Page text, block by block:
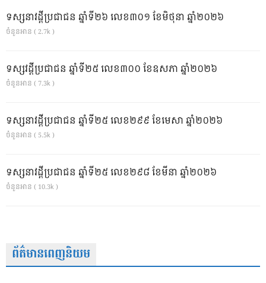
ទស្សនាវដ្ដីប្រជាជន ឆ្នាំទី២៦ លេខ៣០១ ខែមិថុនា ឆ្នាំ២០២៦
ចំនួនអាន ( 2.7k )
ទស្សវដ្តីប្រជាជន ឆ្នាំទី២៥ លេខ៣០០ ខែឧសភា ឆ្នាំ២០២៦
ចំនួនអាន ( 7.3k )
ទស្សនាវដ្ដីប្រជាជន ឆ្នាំទី២៥ លេខ២៩៩ ខែមេសា ឆ្នាំ២០២៦
ចំនួនអាន ( 5.5k )
ទស្សនាវដ្ដីប្រជាជន ឆ្នាំទី២៥ លេខ២៩៨ ខែមីនា ឆ្នាំ២០២៦
ចំនួនអាន ( 10.3k )
ព័ត៌មានពេញនិយម